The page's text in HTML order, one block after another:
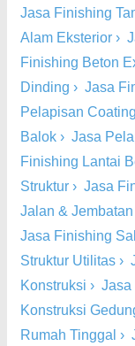
Jasa Finishing
Alam Eksterior ›
Finishing Beton
Dinding › Jasa
Pelapisan
Balok › Jasa
Finishing Lantai
Struktur › Jasa
Jalan & Jembatan
Jasa Finishing
Struktur Utilitas ›
Konstruksi › Jasa
Konstruksi
Rumah Tinggal ›